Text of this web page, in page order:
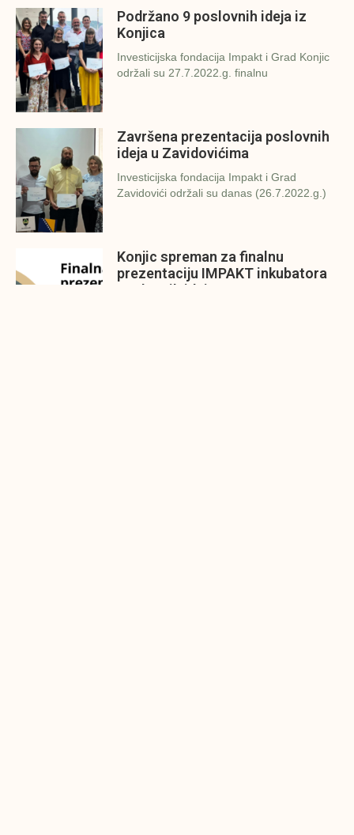
Podržano 9 poslovnih ideja iz
Konjica
Investicijska fondacija Impakt i Grad Konjic
održali su 27.7.2022.g. finalnu
Završena prezentacija poslovnih
ideja u Zavidovićima
Investicijska fondacija Impakt i Grad
Zavidovići održali su danas (26.7.2022.g.)
Konjic spreman za finalnu
prezentaciju IMPAKT inkubatora
poslovnih ideja